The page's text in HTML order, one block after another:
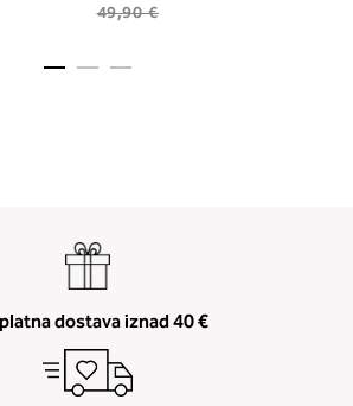
49,90 €
dostava iznad 40 €